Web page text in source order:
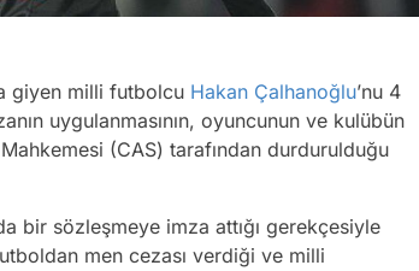
giyen milli futbolcu Hakan Çalhanoğlu’nu 4
uygulanmasının, oyuncunun ve kulübün
(CAS) tarafından durdurulduğu
bir sözleşmeye imza attığı gerekçesiyle
men cezası verdiği ve milli